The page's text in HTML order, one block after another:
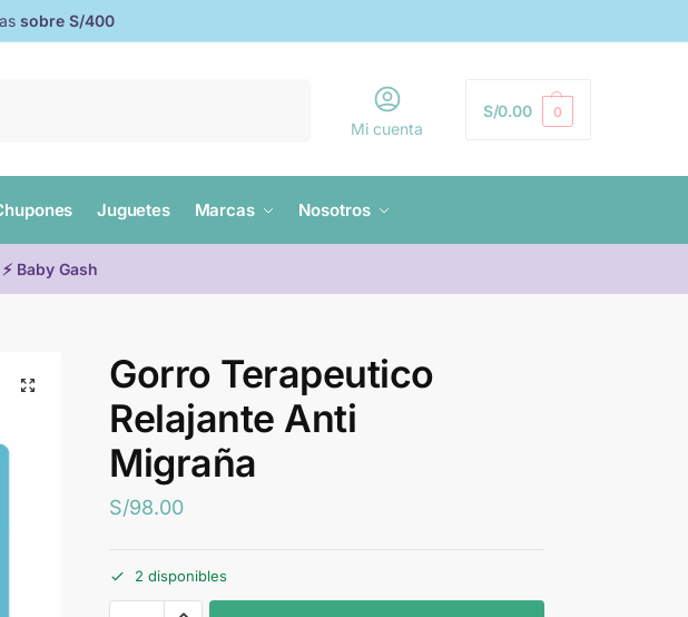
sobre S/400
Mi cuenta
S/0.00 0
Juguetes Marcas Nosotros
Baby Gash
Gorro Terapeutico
Relajante Anti
Migraña
S/98.00
2 disponibles